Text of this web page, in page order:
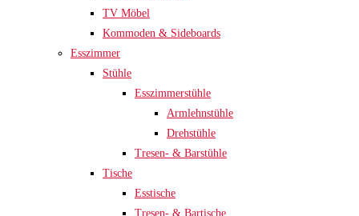
TV Möbel
Kommoden & Sideboards
Esszimmer
Stühle
Esszimmerstühle
Armlehnstühle
Drehstühle
Tresen- & Barstühle
Tische
Esstische
Tresen- & Bartische